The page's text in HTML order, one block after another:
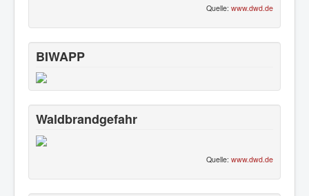
Quelle: www.dwd.de
BIWAPP
Waldbrandgefahr
Quelle: www.dwd.de